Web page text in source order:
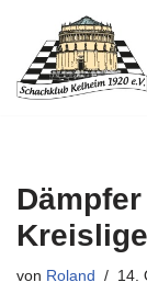
Zum
Inhalt
von Roland 14.